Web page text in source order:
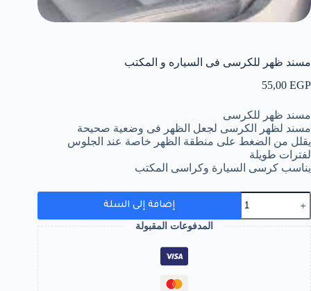
مسند ظهر للكرسى فى السياره و المكتب
55,00 EGP
مسند ظهر للكرسى
مسند لظهر الكرسى لجعل الظهر فى وضعية صحيحة
يقلل من الضغط على منطقة الظهر خاصة عند الجلوس
لفترات طويلة
يناسب كرسى السيارة وكراسى المكتب
كمية
مسند
ظهر
للكرسى
فى
السياره
و
المكتب
إضافة إلى السلة
المدفوعات المقبولة